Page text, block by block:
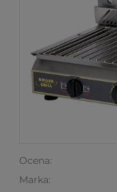
Ocena:
Marka: